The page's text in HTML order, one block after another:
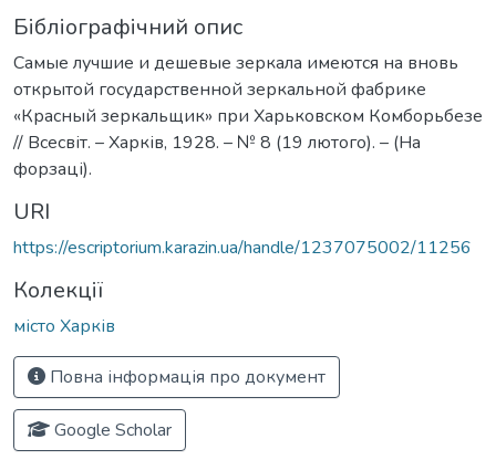
Бібліографічний опис
Самые лучшие и дешевые зеркала имеются на вновь
открытой государственной зеркальной фабрике
«Красный зеркальщик» при Харьковском Комборьбезе
// Всесвіт. – Харків, 1928. – № 8 (19 лютого). – (На
форзаці).
URI
https://escriptorium.karazin.ua/handle/1237075002/11256
Колекції
місто Харків
Повна інформація про документ
Google Scholar